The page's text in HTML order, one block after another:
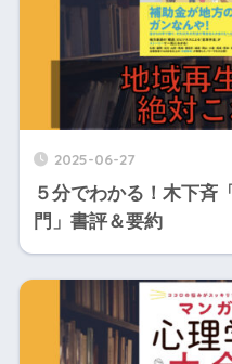
2025-06-27
５分でわかる！木下斉
門」書評＆要約